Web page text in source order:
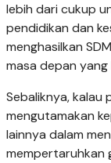
lebih dari cukup
pendidikan dan
menghasilkan
masa depan yang
Sebaliknya, kalau
mengutamakan
lainnya dalam
mempertaruhkan